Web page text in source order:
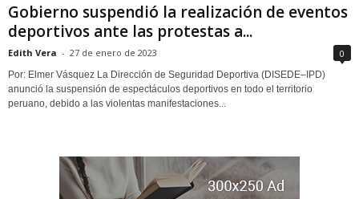
Gobierno suspendió la realización de eventos
deportivos ante las protestas a...
Edith Vera - 27 de enero de 2023 0
Por: Elmer Vásquez La Dirección de Seguridad Deportiva (DISEDE–IPD)
anunció la suspensión de espectáculos deportivos en todo el territorio
peruano, debido a las violentas manifestaciones...